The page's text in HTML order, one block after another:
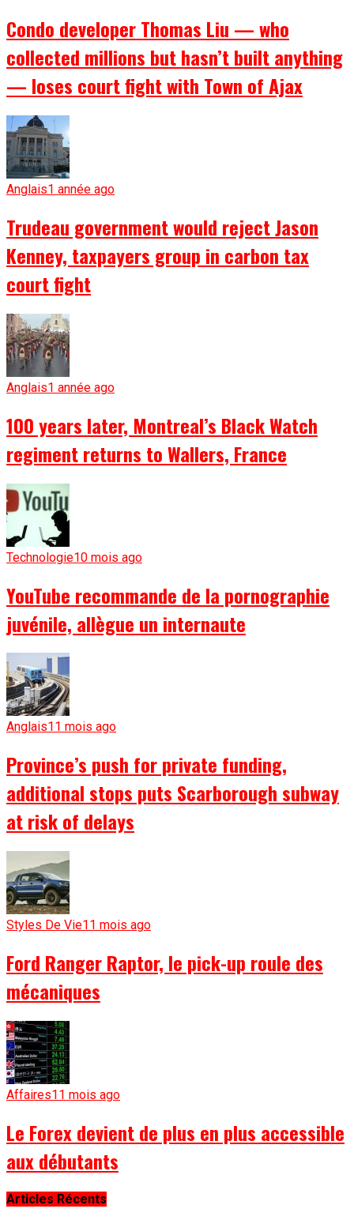
Condo developer Thomas Liu — who
collected millions but hasn’t built anything
— loses court fight with Town of Ajax
Anglais1 année ago
Trudeau government would reject Jason
Kenney, taxpayers group in carbon tax
court fight
Anglais1 année ago
100 years later, Montreal’s Black Watch
regiment returns to Wallers, France
Technologie10 mois ago
YouTube recommande de la pornographie
juvénile, allègue un internaute
Anglais11 mois ago
Province’s push for private funding,
additional stops puts Scarborough subway
at risk of delays
Styles De Vie11 mois ago
Ford Ranger Raptor, le pick-up roule des
mécaniques
Affaires11 mois ago
Le Forex devient de plus en plus accessible
aux débutants
Articles Récents